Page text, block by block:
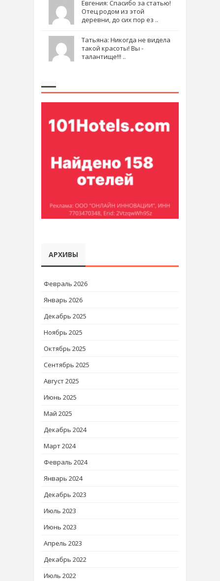
Евгения: Спасибо за статью!
Отец родом из этой
деревни, до сих пор ез ..
Татьяна: Никогда не видела
такой красоты! Вы -
талантище!!! ..
АРХИВЫ
Февраль 2026
Январь 2026
Декабрь 2025
Ноябрь 2025
Октябрь 2025
Сентябрь 2025
Август 2025
Июнь 2025
Май 2025
Декабрь 2024
Март 2024
Февраль 2024
Январь 2024
Декабрь 2023
Июль 2023
Июнь 2023
Апрель 2023
Декабрь 2022
Июль 2022